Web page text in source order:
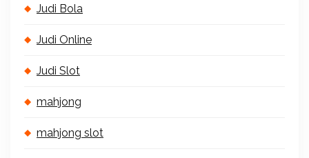
Judi Bola
Judi Online
Judi Slot
mahjong
mahjong slot